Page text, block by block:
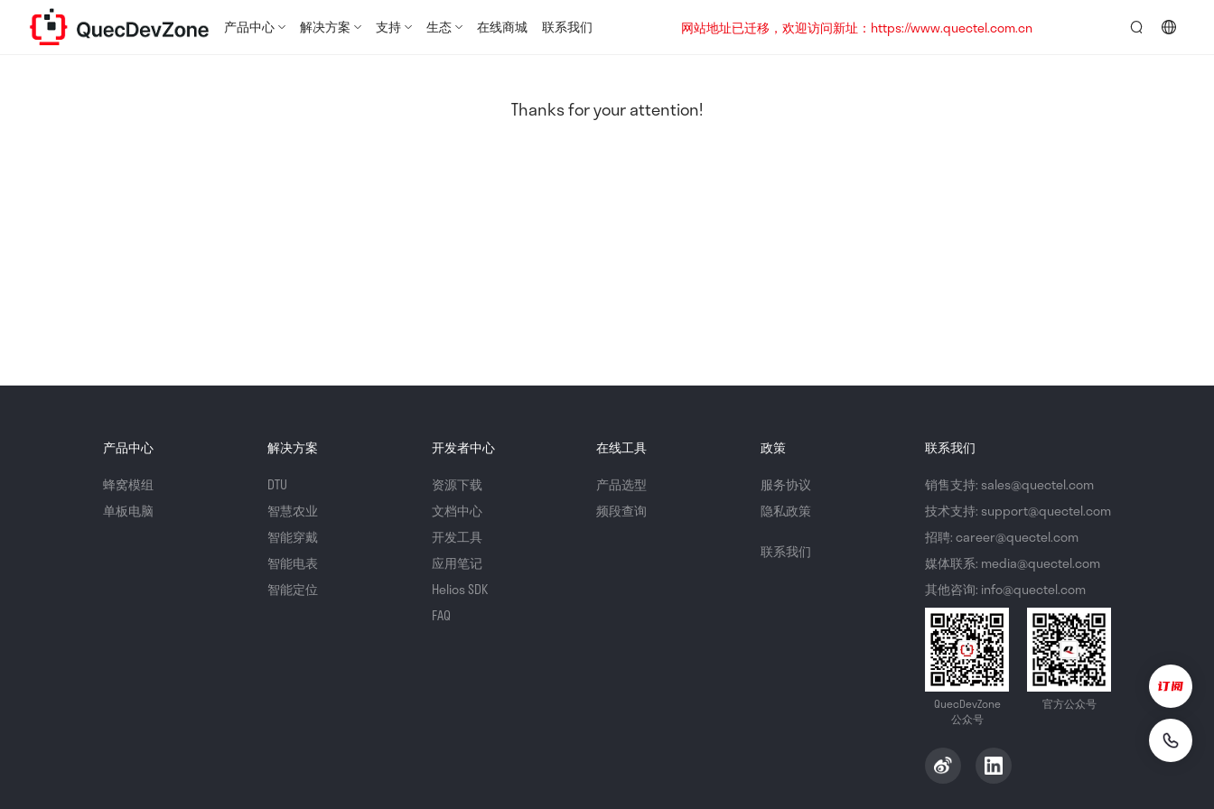
产品中心 解决方案 支持 生态 在线商城 联系我们
网站地址已迁移，欢迎访问新址：https://www.quectel.com.cn
Thanks for your attention!
产品中心
蜂窝模组
单板电脑
解决方案
DTU
智慧农业
智能穿戴
智能电表
智能定位
开发者中心
资源下载
文档中心
开发工具
应用笔记
Helios SDK
FAQ
在线工具
产品选型
频段查询
政策
服务协议
隐私政策
联系我们
联系我们
销售支持: sales@quectel.com
技术支持: support@quectel.com
招聘: career@quectel.com
媒体联系: media@quectel.com
其他咨询: info@quectel.com
QuecDevZone
公众号
官方公众号